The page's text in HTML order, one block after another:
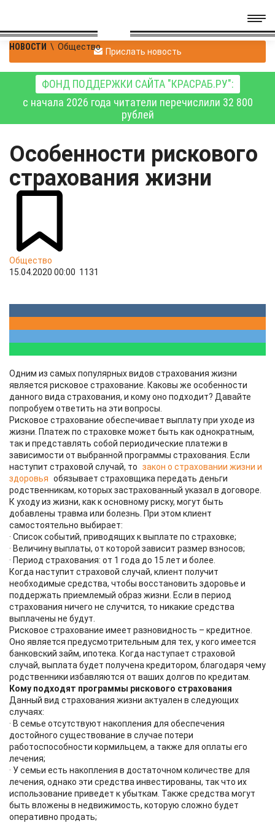
НОВОСТИ \ Общество Прислать новость
ФОНД ПОДДЕРЖКИ САЙТА "КРАСРАБ.РУ":
с начала 2026 года читатели перечислили 32 800
рублей
Особенности рискового
страхования жизни
Общество
15.04.2020 00:00 1131
Одним из самых популярных видов страхования жизни
является рисковое страхование. Каковы же особенности
данного вида страхования, и кому оно подходит? Давайте
попробуем ответить на эти вопросы.
Рисковое страхование обеспечивает выплату при уходе из
жизни. Платеж по страховке может быть как однократным,
так и представлять собой периодические платежи в
зависимости от выбранной программы страхования. Если
наступит страховой случай, то закон о страховании жизни и
здоровья обязывает страховщика передать деньги
родственникам, которых застрахованный указал в договоре.
К уходу из жизни, как к основному риску, могут быть
добавлены травма или болезнь. При этом клиент
самостоятельно выбирает:
· Список событий, приводящих к выплате по страховке;
· Величину выплаты, от которой зависит размер взносов;
· Период страхования: от 1 года до 15 лет и более.
Когда наступит страховой случай, клиент получит
необходимые средства, чтобы восстановить здоровье и
поддержать приемлемый образ жизни. Если в период
страхования ничего не случится, то никакие средства
выплачены не будут.
Рисковое страхование имеет разновидность – кредитное.
Оно является предусмотрительным для тех, у кого имеется
банковский займ, ипотека. Когда наступает страховой
случай, выплата будет получена кредитором, благодаря чему
родственники избавляются от ваших долгов по кредитам.
Кому подходят программы рискового страхования
Данный вид страхования жизни актуален в следующих
случаях:
· В семье отсутствуют накопления для обеспечения
достойного существование в случае потери
работоспособности кормильцем, а также для оплаты его
лечения;
· У семьи есть накопления в достаточном количестве для
лечения, однако эти средства инвестированы, так что их
использование приведет к убыткам. Также средства могут
быть вложены в недвижимость, которую сложно будет
оперативно продать;